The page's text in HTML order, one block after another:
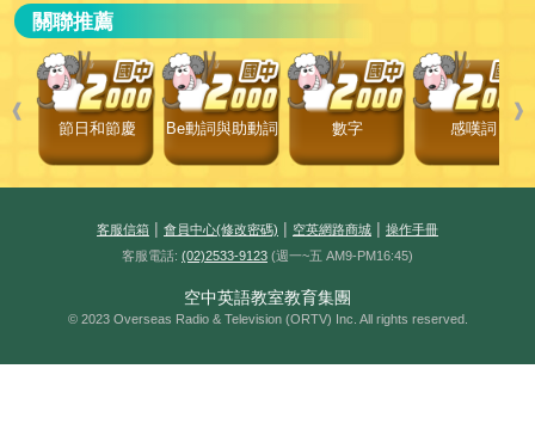
關聯推薦
❰ ❱
節日和節慶 Be動詞與助動詞 數字 感嘆詞
客服信箱 | 會員中心(修改密碼) | 空英網路商城 | 操作手冊
客服電話: (02)2533-9123 (週一~五 AM9-PM16:45)
空中英語教室教育集團
© 2023 Overseas Radio & Television (ORTV) Inc. All rights reserved.